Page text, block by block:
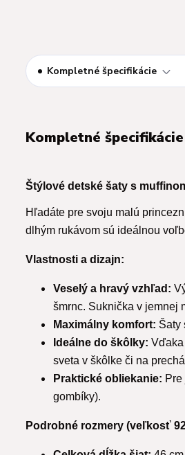
Kompletné špecifikácie
Kompletné špecifikácie
Štýlové detské šaty s
Hľadáte pre svoju malú
dlhým rukávom sú ideálnou
Vlastnosti a dizajn:
Veselý a hravý vzhľad:
šmrnc. Suknička v jemnej
Maximálny komfort: Šaty
Ideálne do škôlky: Vďaka
sveta v škôlke či na
Praktické obliekanie:
gombíky).
Podrobné rozmery (veľkosť